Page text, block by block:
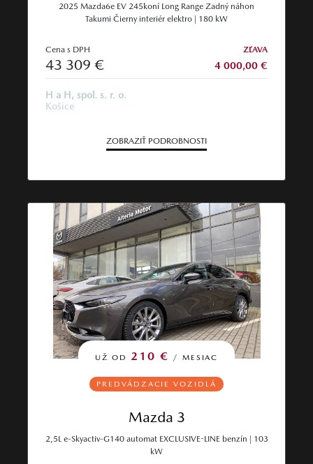
2025 Mazda6e EV 245koní Long Range Zadný náhon
Takumi Čierny interiér elektro | 180 kW
Cena s DPH
43 309 €
ZĽAVA
4 000,00 €
H a H, spol. s. r. o.
Košice
ZOBRAZIŤ PODROBNOSTI
UŽ OD 210 € / MESIAC
PREDVÁDZACIE VOZIDLÁ
Mazda 3
2,5L e-Skyactiv-G140 automat EXCLUSIVE-LINE benzín | 103
kW